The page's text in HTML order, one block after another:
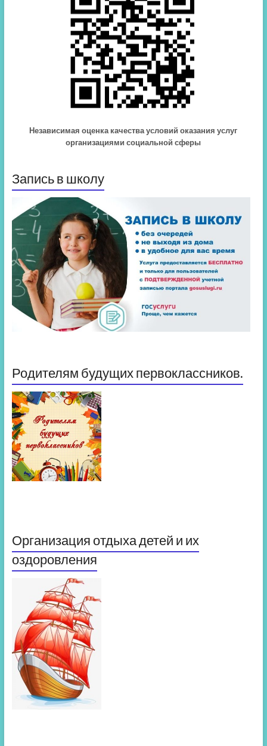
Независимая оценка качества условий оказания услуг
организациями социальной сферы
Запись в школу
Родителям будущих первоклассников.
Организация отдыха детей и их
оздоровления